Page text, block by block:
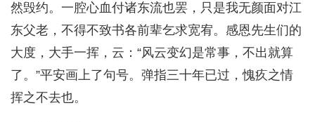
然毁约。一腔心血付诸东流也罢，只是我无颜面对江
东父老，不得不致书各前辈乞求宽宥。感恩先生们的
大度，大手一挥，云：“风云变幻是常事，不出就算
了。”平安画上了句号。弹指三十年已过，愧疚之情
挥之不去也。